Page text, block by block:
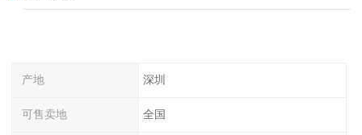
产地 深圳
可售卖地 全国